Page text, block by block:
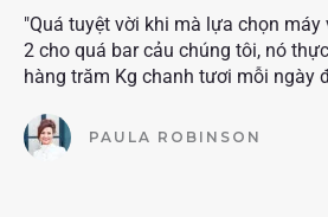
"Quá tuyệt vời khi mà lựa chọn máy
2 cho quá bar cảu chúng tôi, nó
hàng trăm Kg chanh tươi mỗi ngày
PAULA ROBINSON